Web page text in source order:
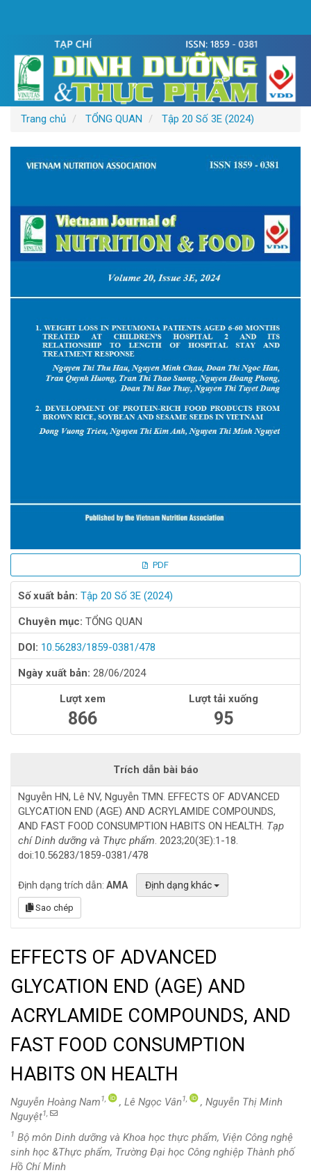
dung
chính
Thanh
bên
Trang chủ
TỔNG QUAN Tập 20 Số 3E (2024)
Thanh
bài
viết
PDF
Số xuất bản: Tập 20 Số 3E (2024)
Chuyên mục: TỔNG QUAN
DOI: 10.56283/1859-0381/478
Ngày xuất bản: 28/06/2024
Lượt xem
866
Lượt tải xuống
95
Trích dẫn bài báo
Nguyễn HN, Lê NV, Nguyễn TMN. EFFECTS OF ADVANCED
GLYCATION END (AGE) AND ACRYLAMIDE COMPOUNDS,
AND FAST FOOD CONSUMPTION HABITS ON HEALTH. Tạp
chí Dinh dưỡng và Thực phẩm. 2023;20(3E):1-18.
doi:10.56283/1859-0381/478
Định dạng trích dẫn: AMA Định dạng khác
Sao chép
EFFECTS OF ADVANCED
GLYCATION END (AGE) AND
ACRYLAMIDE COMPOUNDS, AND
FAST FOOD CONSUMPTION
HABITS ON HEALTH
Nguyễn Hoàng Nam1, , Lê Ngọc Vân1,
, Nguyễn Thị Minh
Nguyệt1,
1 Bộ môn Dinh dưỡng và Khoa học thực phẩm, Viện Công nghệ
sinh học &Thực phẩm, Trường Đại học Công nghiệp Thành phố
Hồ Chí Minh